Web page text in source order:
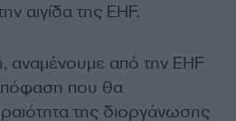
αιγίδα της EHF.
από την EHF
απόφαση που θα
της διοργάνωσης